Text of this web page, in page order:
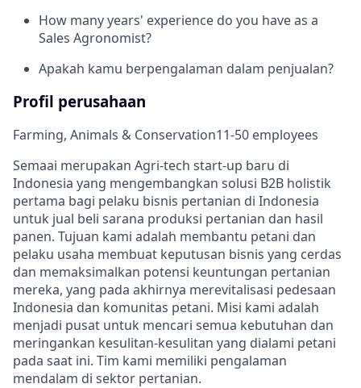
How many years' experience do you have as a
Sales Agronomist?
Apakah kamu berpengalaman dalam penjualan?
Profil perusahaan
Farming, Animals & Conservation11-50 employees
Semaai merupakan Agri-tech start-up baru di
Indonesia yang mengembangkan solusi B2B holistik
pertama bagi pelaku bisnis pertanian di Indonesia
untuk jual beli sarana produksi pertanian dan hasil
panen. Tujuan kami adalah membantu petani dan
pelaku usaha membuat keputusan bisnis yang cerdas
dan memaksimalkan potensi keuntungan pertanian
mereka, yang pada akhirnya merevitalisasi pedesaan
Indonesia dan komunitas petani. Misi kami adalah
menjadi pusat untuk mencari semua kebutuhan dan
meringankan kesulitan-kesulitan yang dialami petani
pada saat ini. Tim kami memiliki pengalaman
mendalam di sektor pertanian.